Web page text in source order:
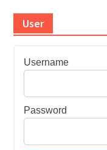
User
Username
Password